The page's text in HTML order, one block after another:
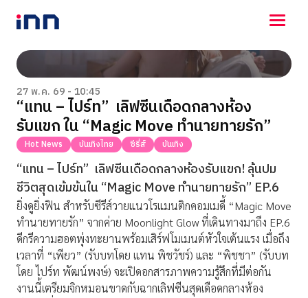
NEWS
ENTERTAINMENT
LIFESTYLE
HOROSCOPE
LOTTERY
VIDEO
ร่วมด้วยช่วยกัน
27 พ.ค. 69 - 10:45
“แทน – ไปร์ท” เลิฟซีนเดือดกลางห้อง
รับแขก ใน “Magic Move ทำนายทายรัก”
Hot News บันเทิงไทย ซีรี่ส์ บันเทิง
“แทน – ไปร์ท” เลิฟซีนเดือดกลางห้องรับแขก! ลุ้นปม
ชีวิตสุดเข้มข้นใน “Magic Move ทำนายทายรัก” EP.6
ยิ่งดูยิ่งฟิน สำหรับซีรีส์วายแนวโรแมนติกคอมเมดี้ “Magic Move
ทำนายทายรัก” จากค่าย Moonlight Glow ที่เดินทางมาถึง EP.6
ดีกรีความฮอตพุ่งทะยานพร้อมเสิร์ฟโมเมนต์หัวใจเต้นแรง เมื่อถึง
เวลาที่ “เพียว” (รับบทโดย แทน พิชวัชร์) และ “พิชชา” (รับบท
โดย ไปร์ท พัฒน์พงษ์) จะเปิดอกสารภาพความรู้สึกที่มีต่อกัน
งานนี้เตรียมจิกหมอนขาดกับฉากเลิฟซีนสุดเดือดกลางห้อง